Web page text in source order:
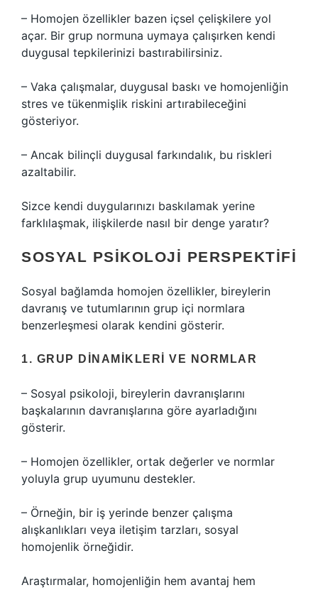
– Homojen özellikler bazen içsel çelişkilere yol
açar. Bir grup normuna uymaya çalışırken kendi
duygusal tepkilerinizi bastırabilirsiniz.
– Vaka çalışmalar, duygusal baskı ve homojenliğin
stres ve tükenmişlik riskini artırabileceğini
gösteriyor.
– Ancak bilinçli duygusal farkındalık, bu riskleri
azaltabilir.
Sizce kendi duygularınızı baskılamak yerine
farklılaşmak, ilişkilerde nasıl bir denge yaratır?
SOSYAL PSIKOLOJI PERSPEKTIFI
Sosyal bağlamda homojen özellikler, bireylerin
davranış ve tutumlarının grup içi normlara
benzerleşmesi olarak kendini gösterir.
1. GRUP DINAMIKLERI VE NORMLAR
– Sosyal psikoloji, bireylerin davranışlarını
başkalarının davranışlarına göre ayarladığını
gösterir.
– Homojen özellikler, ortak değerler ve normlar
yoluyla grup uyumunu destekler.
– Örneğin, bir iş yerinde benzer çalışma
alışkanlıkları veya iletişim tarzları, sosyal
homojenlik örneğidir.
Araştırmalar, homojenliğin hem avantaj hem